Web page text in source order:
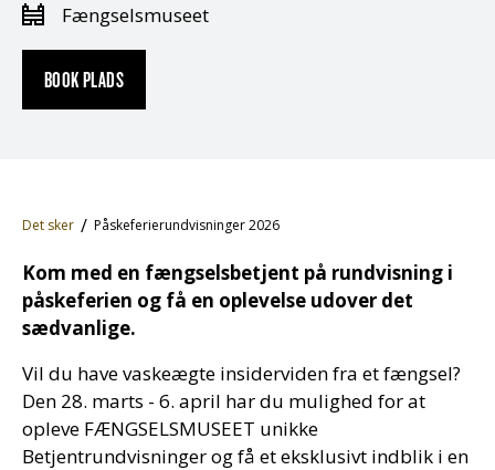
Fængselsmuseet
BOOK PLADS
Det sker Påskeferierundvisninger 2026
Kom med en fængselsbetjent på rundvisning i
påskeferien og få en oplevelse udover det
sædvanlige.
Vil du have vaskeægte insiderviden fra et fængsel?
Den 28. marts - 6. april har du mulighed for at
opleve FÆNGSELSMUSEET unikke
Betjentrundvisninger og få et eksklusivt indblik i en